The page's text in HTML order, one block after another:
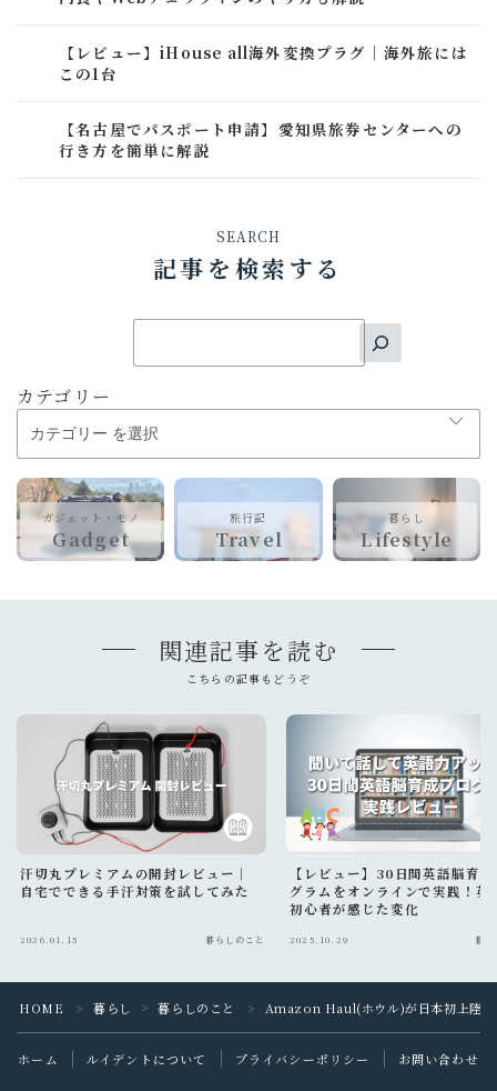
Follow Me
【レビュー】iHouse all海外変換プラグ│海外旅には
この1台
【名古屋でパスポート申請】愛知県旅券センターへの
行き方を簡単に解説
SEARCH
記事を検索する
カテゴリー
ガジェット・モノ
Gadget
旅行記
Travel
暮らし
Lifestyle
関連記事を読む
こちらの記事もどうぞ
汗切丸プレミアムの開封レビュー｜
自宅でできる手汗対策を試してみた
2026.01.15 暮らしのこと
【レビュー】30日間英語脳育
グラムをオンラインで実践！英
初心者が感じた変化
2025.10.29 暮
HOME ＞ 暮らし ＞ 暮らしのこと ＞ Amazon Haul(ホウル)が日本初上陸｜
ホーム ルイデントについて プライバシーポリシー お問い合わせ